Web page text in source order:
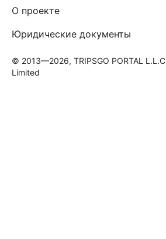
О проекте
Юридические документы
© 2013—2026, TRIPSGO PORTAL
Limited